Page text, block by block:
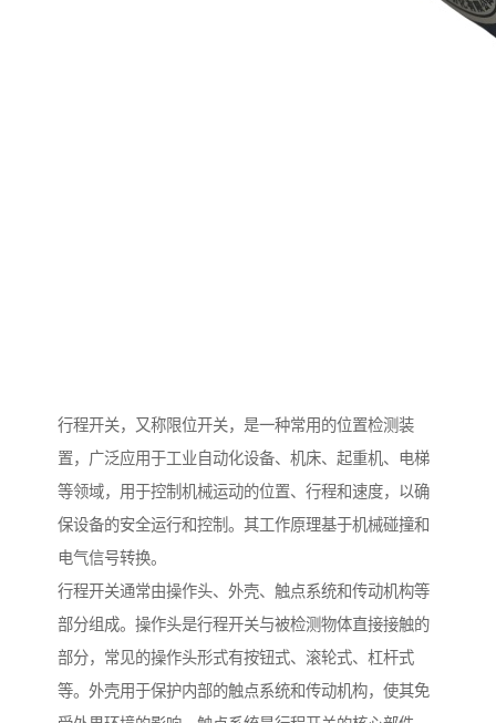
行程开关，又称限位开关，是一种常用的位置检测装
置，广泛应用于工业自动化设备、机床、起重机、电梯
等领域，用于控制机械运动的位置、行程和速度，以确
保设备的安全运行和控制。其工作原理基于机械碰撞和
电气信号转换。
行程开关通常由操作头、外壳、触点系统和传动机构等
部分组成。操作头是行程开关与被检测物体直接接触的
部分，常见的操作头形式有按钮式、滚轮式、杠杆式
等。外壳用于保护内部的触点系统和传动机构，使其免